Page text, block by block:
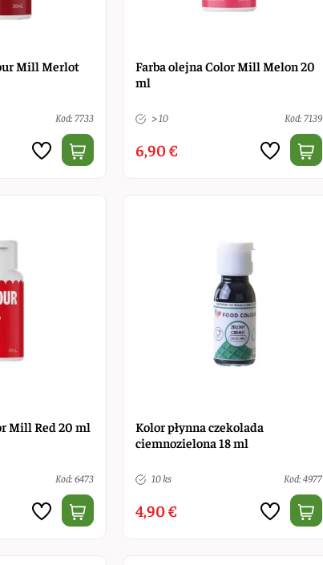
Mill Merlot
Kod: 7733
Farba olejna Color Mill Melon 20
ml
> 10 Kod: 7139
6,90 €
Mill Red 20 ml
Kod: 6473
Kolor płynna czekolada
ciemnozielona 18 ml
10 ks Kod: 4977
4,90 €